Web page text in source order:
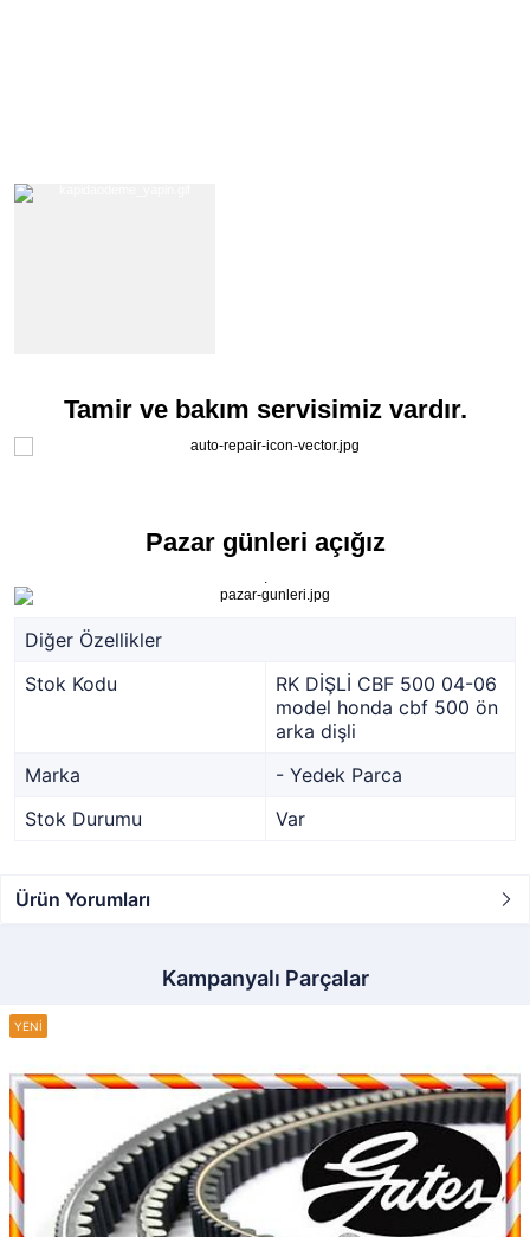
Tamir ve bakım servisimiz vardır.
Pazar günleri açığız
.
Diğer Özellikler
Stok Kodu
RK DİŞLİ CBF 500 04-06
model honda cbf 500 ön
arka dişli
Marka
- Yedek Parca
Stok Durumu
Var
Ürün Yorumları
Kampanyalı Parçalar